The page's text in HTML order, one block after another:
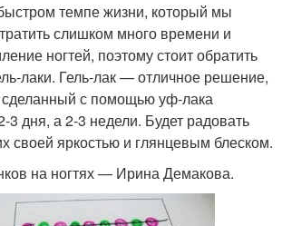
темпе жизни, который мы
слишком много времени и
ногтей, поэтому стоит обратить
лаки. Гель-лак — отличное решение,
сделанный с помощью уф-лака
3 дня, а 2-3 недели. Будет радовать
своей яркостью и глянцевым блеском.
на ногтях — Ирина Демакова.